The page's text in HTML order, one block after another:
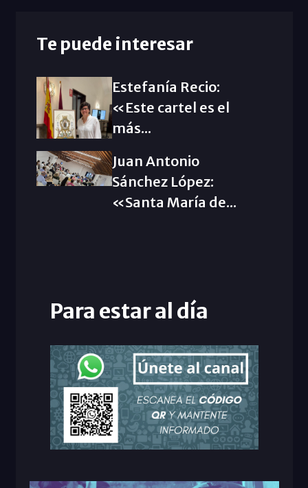
Te puede interesar
Estefanía Recio:
«Este cartel es el
más...
Juan Antonio
Sánchez López:
«Santa María de...
Para estar al día